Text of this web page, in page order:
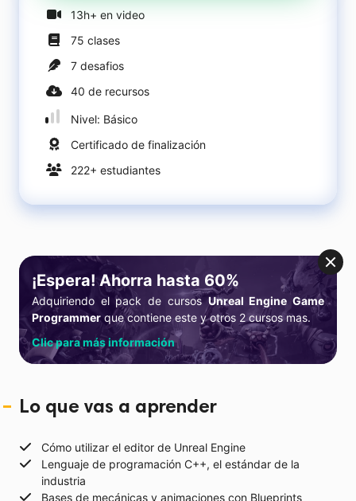
¡Espera! Ahorra hasta 60%
Adquiriendo el pack de cursosUnreal Engine Game
Programmer que contiene este y otros 2 cursos mas.
Clic para más información
Lo que vas a aprender
Cómo utilizar el editor de Unreal Engine
Lenguaje de programación C++, el estándar de la
industria
Bases de mecánicas y animaciones con Blueprints
13h+ en video
75 clases
7 desafios
40 de recursos
Nivel: Básico
Certificado de finalización
222+ estudiantes